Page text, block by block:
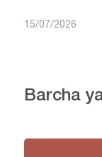
15/07/2026
Barcha